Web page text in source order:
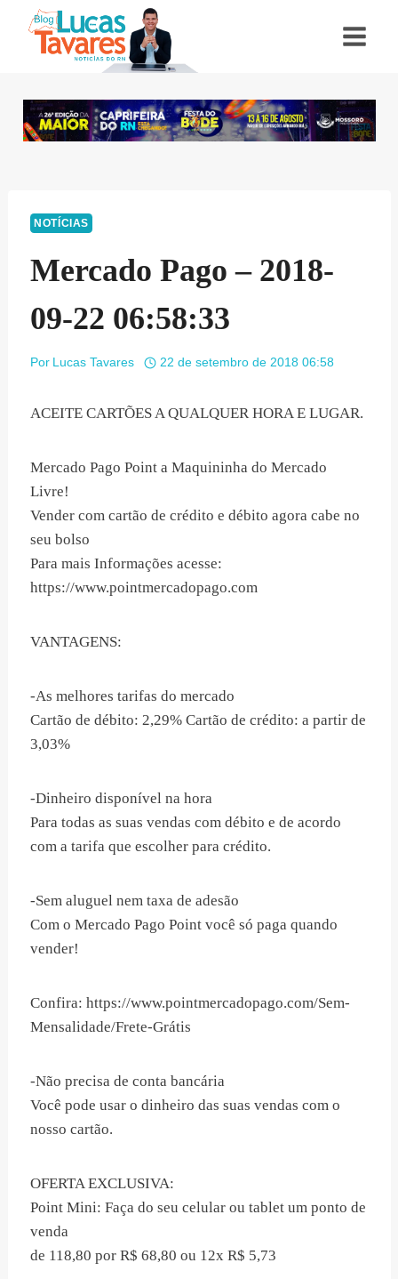
NOTÍCIAS
Mercado Pago – 2018-
09-22 06:58:33
Por Lucas Tavares 22 de setembro de 2018 06:58
ACEITE CARTÕES A QUALQUER HORA E LUGAR.
Mercado Pago Point a Maquininha do Mercado
Livre!
Vender com cartão de crédito e débito agora cabe no
seu bolso
Para mais Informações acesse:
https://www.pointmercadopago.com
VANTAGENS:
-As melhores tarifas do mercado
Cartão de débito: 2,29% Cartão de crédito: a partir de
3,03%
-Dinheiro disponível na hora
Para todas as suas vendas com débito e de acordo
com a tarifa que escolher para crédito.
-Sem aluguel nem taxa de adesão
Com o Mercado Pago Point você só paga quando
vender!
Confira: https://www.pointmercadopago.com/Sem-
Mensalidade/Frete-Grátis
-Não precisa de conta bancária
Você pode usar o dinheiro das suas vendas com o
nosso cartão.
OFERTA EXCLUSIVA:
Point Mini: Faça do seu celular ou tablet um ponto de
venda
de 118,80 por R$ 68,80 ou 12x R$ 5,73